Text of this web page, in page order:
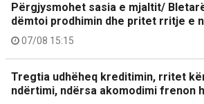
Përgjysmohet sasia e mjaltit/
dëmtoi prodhimin dhe pritet rritje e
07/08 15:15
Tregtia udhëheq kreditimin, rritet
ndërtimi, ndërsa akomodimi frenon